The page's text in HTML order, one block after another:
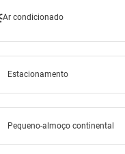
Ar condicionado
Estacionamento
Pequeno-almoço continental